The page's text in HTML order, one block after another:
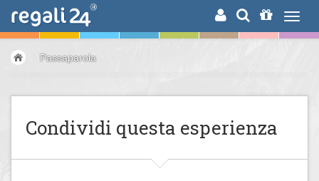
RICERCA
Passaparola
Condividi questa esperienza